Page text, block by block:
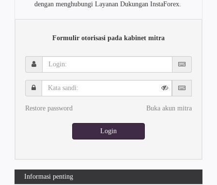
dengan menghubungi Layanan Dukungan InstaForex.
Formulir otorisasi pada kabinet mitra
Login:
Kata
sandi:
Restore password
Buka akun mitra
Login
Informasi penting